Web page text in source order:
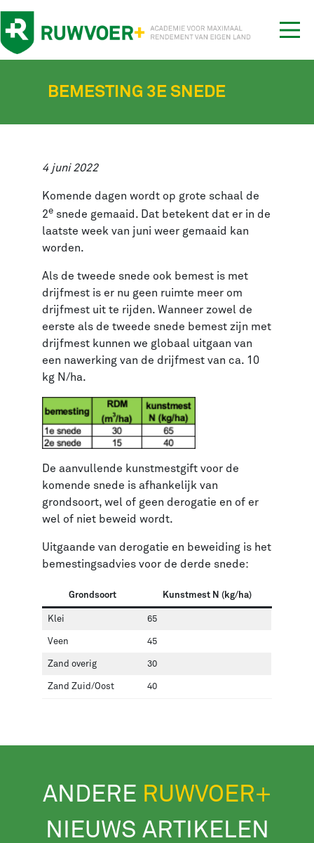
BEMESTING 3E SNEDE
4 juni 2022
Komende dagen wordt op grote schaal de
2e snede gemaaid. Dat betekent dat er in de
laatste week van juni weer gemaaid kan
worden.
Als de tweede snede ook bemest is met
drijfmest is er nu geen ruimte meer om
drijfmest uit te rijden. Wanneer zowel de
eerste als de tweede snede bemest zijn met
drijfmest kunnen we globaal uitgaan van
een nawerking van de drijfmest van ca. 10
kg N/ha.
De aanvullende kunstmestgift voor de
komende snede is afhankelijk van
grondsoort, wel of geen derogatie en of er
wel of niet beweid wordt.
Uitgaande van derogatie en beweiding is het
bemestingsadvies voor de derde snede:
Grondsoort Kunstmest N (kg/ha)
Klei 65
Veen 45
Zand overig 30
Zand Zuid/Oost 40
ANDERE RUWVOER+
NIEUWS ARTIKELEN